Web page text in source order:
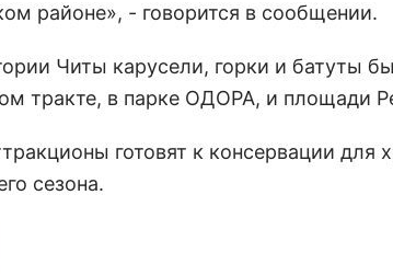
районе», - говорится в сообщении.
Читы карусели, горки и батуты
тракте, в парке ОДОРА, и площади
готовят к консервации для
сезона.